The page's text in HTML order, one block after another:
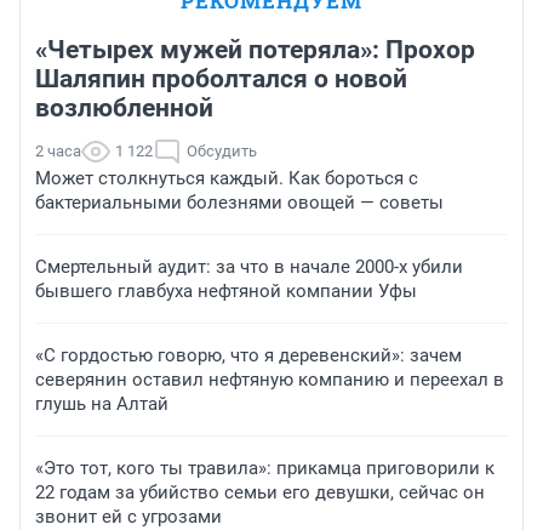
«Четырех мужей потеряла»: Прохор
Шаляпин проболтался о новой
возлюбленной
2 часа 1 122 Обсудить
Может столкнуться каждый. Как бороться с
бактериальными болезнями овощей — советы
Смертельный аудит: за что в начале 2000-х убили
бывшего главбуха нефтяной компании Уфы
«С гордостью говорю, что я деревенский»: зачем
северянин оставил нефтяную компанию и переехал в
глушь на Алтай
«Это тот, кого ты травила»: прикамца приговорили к
22 годам за убийство семьи его девушки, сейчас он
звонит ей с угрозами